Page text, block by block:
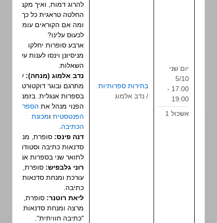
בחירות ספרותיות
/ נדב אלמוג
להרוג דמות, ואיך מקבלים
החלטה טראגית כל כך?
ומה אם הקוראים עומדים
לכעוס עלינו?
ארבע סופרות יחלקו
מניסיונן וינסו לענות על כל
השאלות.
נדב אלמוג (מנחה): עורך,
מתרגם ובוגר דוקטורט
בספרות אנגלית. בזמנו
הפנוי מנהל אתהספרייה
הפנטסטיתומכונת
.
דנה פינס:סופרת, מנחת
סדנאות כתיבה וסטודנטית
לתואר שני בספרות אנגלית.
רוני גלבפיש:סופרת,
עורכת ומנחת סדנאות
ליאת רוטנר:סופרת,
מרצה ומנחת סדנאות
"כתיבה חוויתית".